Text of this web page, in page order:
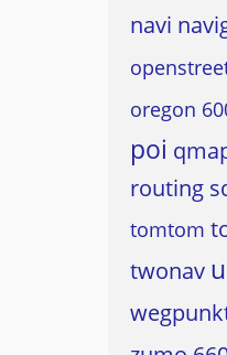
navi
oregon
poi
routing
tomtom
twonav